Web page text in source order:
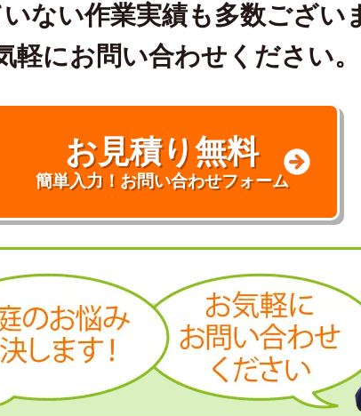
ない作業実績も多数ござい
軽にお問い合わせください。
お見積り無料
簡単入力！お問い合わせフォーム